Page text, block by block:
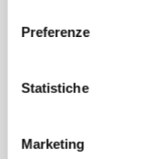
Preferenze
Statistiche
Marketing
Come
23 luglio
fiere e
COVID-19,